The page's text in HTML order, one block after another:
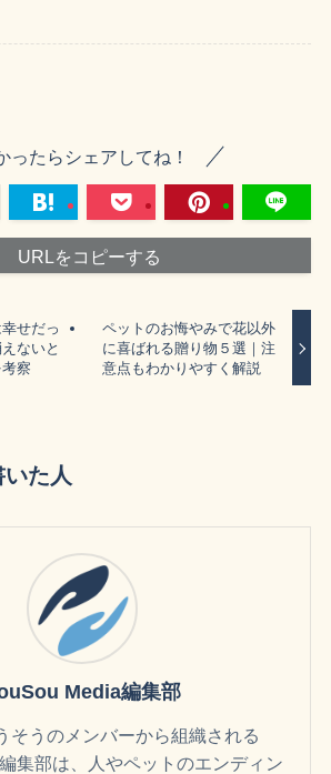
ったらシェアしてね！
URLをコピーする
せだっ
ないと
察
ペットのお悔やみで花以外
に喜ばれる贈り物５選｜注
意点もわかりやすく解説
た人
Media編集部
そうのメンバーから組織される
集部は、人やペットのエンディン